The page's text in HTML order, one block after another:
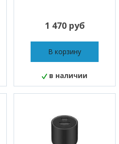
1 470 руб
В корзину
в наличии